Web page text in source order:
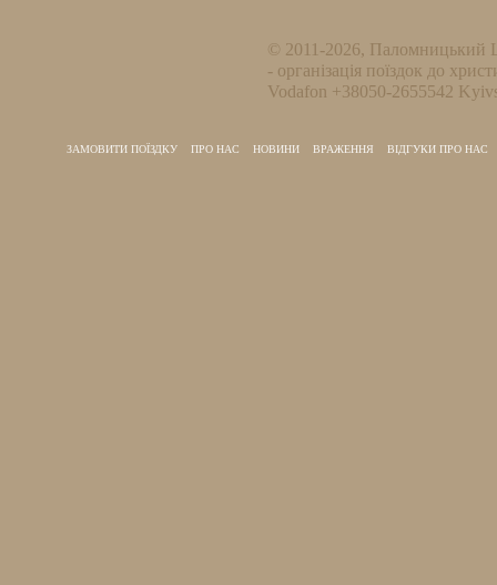
© 2011-2026, Паломницький
- організація поїздок до
Vodafon +38050-2655542
ЗАМОВИТИ ПОЇЗДКУ ПРО НАС НОВИНИ ВРАЖЕННЯ ВІДГУКИ ПРО НАС